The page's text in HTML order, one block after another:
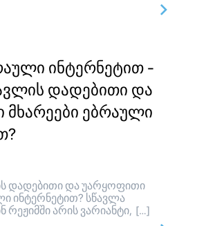
ინტერნეტით -
დადებითი და
ებრაული
დადებითი და უარყოფითი
ინტერნეტით? სწავლა
არის ვარიანტი, […]